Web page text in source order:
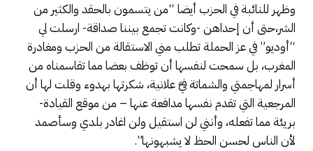
وظهر للنائبة في الحزب أيضا “من يتسمون بالحقد والكثير من
الشر،حتى أن إحداهن -وكانت تجمع بيننا صداقة- ارسلت لي
“أوديو” في عز الحملة تطلب مني الاستقالة من الحزب ومغادرة
المغرب، بل سمحت لنفسها أن توظف بعضا مما تقاسمناه من
أسرار لمهاجمتي والشماتة فيَّ علانية، شكرتها بهدوء وقلت لها أن
المرجعية التي تقدم نفسها مدافعة عنها – من موقع القيادة-
بريئة مما تفعله، وأنني لن استقيل ولن اغادر بلدي وسأصمد
لأن الناس لحسن الحظ لا يشبهونها”.